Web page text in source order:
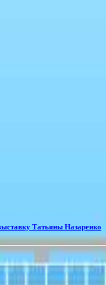
Татьяны Назаренко